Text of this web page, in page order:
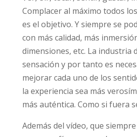
Complacer al máximo todos los
es el objetivo. Y siempre se
con más calidad, más
dimensiones, etc. La industria
pura sensación y por tanto es
despertar y mejorar cada uno
Se busca que la experiencia
más cercana, más auténtica.
Además del vídeo, que siempre